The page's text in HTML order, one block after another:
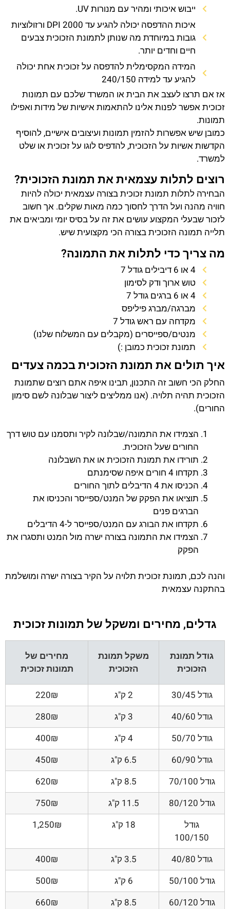
ייבוש איכותי ומהיר עם מנורות UV.
איכות ההדפסה יכולה להגיע עד 2000 DPI ורזולוציות
גובות במיוחדת מה שנותן לתמונת הזכוכית צבעים
חיים וחדים יותר.
המידה המקסימלית להדפסה על זכוכית אחת יכולה
להגיע עד למידה 240/150
אז אם תרצו לעצב את הבית או המשרד שלכם עם תמונות
זכוכית אפשר לפנות אלינו להתאמות אישיות של מידות ואפילו
תמונות.
כמובן שיש אפשרות להזמין תמונות ועיצובים אישיים, להוסיף
הקדשות אשיות על הזכוכית, להדפיס לוגו על זכוכית או שלט
למשרד.
רוצים לתלות עצמאית את תמונת הזכוכית?
הבחירה לתלות תמונת זכוכית בצורה עצמאית יכולה להיות
חוויה מהנה ועל הדרך לחסוך כמה מאות שקלים. אך חשוב
לזכור שבעלי המקצוע עושים את זה על בסיס יומי ומביאים את
תלייה תמונה הזכוכית בצורה הכי מקצועית שיש.
מה צריך כדי לתלות את התמונה?
4 או 6 דיבילים גודל 7
טוש ארוך ודק לסימון
4 או 6 ברגים גודל 7
מברגה/מברג פיליפס
מקדחה עם ראש גודל 7
מנטים/ספייסרים (מקבלים עם המשלוח שלנו)
תמונת זכוכית כמובן :)
איך תולים את תמונת הזכוכית בכמה צעדים
החלק הכי חשוב זה התכנון, תבינו איפה אתם רוצים שתמונת
הזכוכית תהיה תלויה. (אנו ממליצים ליצור שבלונה לשם סימון
החורים).
הצמידו את התמונה/שבלונה לקיר ותסמנו עם טוש דרך
החורים שעל הזכוכית.
תורידו את תמונת הזכוכית או את השבלונה
תקדחו 4 חורים איפה שסימנתם
הכניסו את 4 הדיבלים לתוך החורים
תוציאו את הפקק של המנט/ספייסר והכניסו את
הברגים פנים
תקדחו את הבורג עם המנט/ספייסר ל-4 הדיבלים
הצמידו את התמונה בצורה ישרה מול המנט ותסגרו את
הפקק
והנה לכם, תמונת זכוכית תלויה על הקיר בצורה ישרה ומושלמת
בהתקנה עצמאית
גדלים, מחירים ומשקל של תמונות זכוכית
גודל תמונת
הזכוכית
משקל תמונת
הזכוכית
מחירים של
תמונות זכוכית
גודל 30/45 2 ק"ג
220₪
גודל 40/60
3 ק"ג
280₪
גודל 50/70
4 ק"ג
400₪
גודל 60/90
6.5 ק"ג
450₪
גודל 70/100
8.5 ק"ג
620₪
גודל 80/120
11.5 ק"ג
750₪
גודל
100/150
18 ק"ג 1,250₪
גודל 40/80 3.5 ק"ג
400₪
גודל 50/100
6 ק"ג
500₪
גודל 60/120
8.5 ק"ג 660₪